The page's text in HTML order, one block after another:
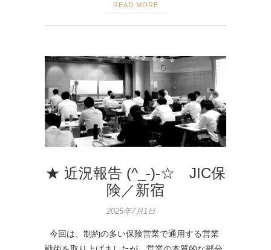
READ MORE
★ 近況報告 (^_-)-☆ JIC保
険／新宿
2025年7月1日
今回は、制約の多い保険営業で通用する営業